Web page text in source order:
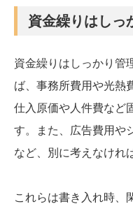
資金繰りはしっ
資金繰りはしっかり管
ば、事務所費用や光熱
仕入原価や人件費など
す。また、広告費用や
など、別に考えなけれ
これらは書き入れ時、